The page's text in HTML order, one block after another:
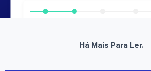
Há Mais Para Ler.